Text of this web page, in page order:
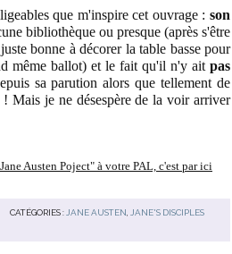
que m'inspire cet ouvrage :son
bibliothèque ou presque (après s'être
bonne à décorer la table basse pour
même ballot) et le fait qu'il n'y ait pas
sa parution alors que tellement de
! Mais je ne désespère de la voir arriver
Austen Poject" à votre PAL, c'est par ici
CATÉGORIES : JANE AUSTEN
JANE'S DISCIPLES